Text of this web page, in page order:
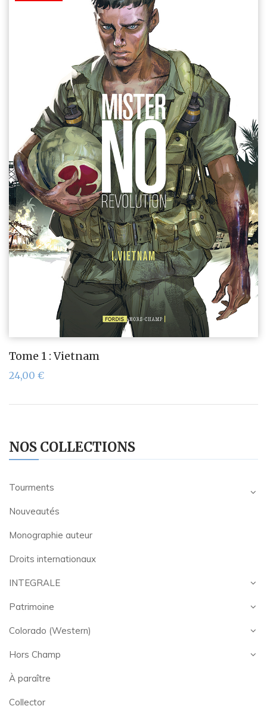
NOS COLLECTIONS
Tourments
Nouveautés
Monographie auteur
Droits internationaux
INTEGRALE
Patrimoine
Colorado (Western)
Hors Champ
À paraître
Collector
Tome 1 : Vietnam
24,00 €